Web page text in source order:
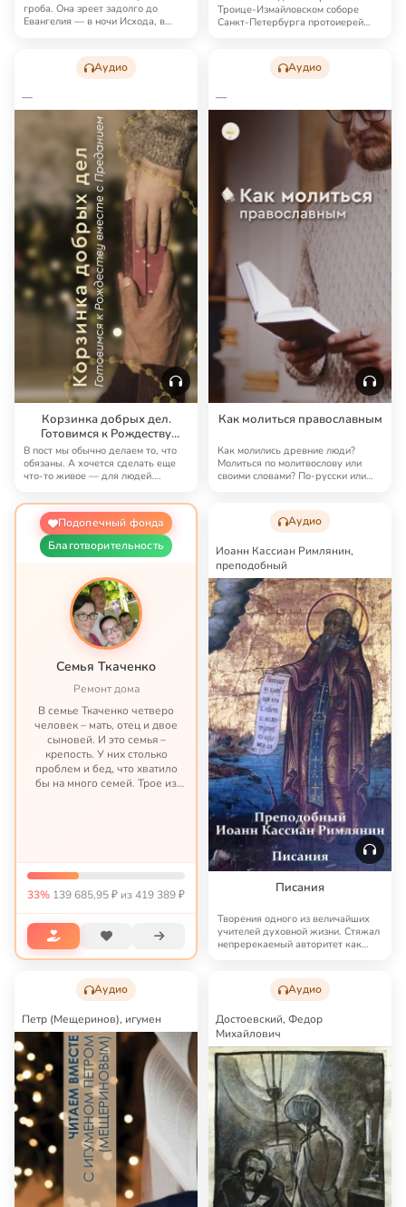
гроба. Она зреет задолго до
Евангелия — в ночи Исхода, в
Троице-Измайловском соборе
Санкт-Петербурга протоиерей
Аудио
—
Корзинка добрых дел.
Готовимся к Рождеству
вместе с Преданием
В пост мы обычно делаем то, что
обязаны. А хочется сделать еще
что-то живое — для людей.
Аудио
—
Как молиться православным
Как молились древние люди?
Молиться по молитвослову или
своими словами? По-русски или
Подопечный фонда
Благотворительность
Семья Ткаченко
Ремонт дома
В семье Ткаченко четверо
человек – мать, отец и двое
сыновей. И это семья –
крепость. У них столько
проблем и бед, что хватило
бы на много семей. Трое из
33% 139 685,95 ₽ из 419 389 ₽
Аудио
Иоанн Кассиан Римлянин,
преподобный
Писания
Творения одного из величайших
учителей духовной жизни. Стяжал
непререкаемый авторитет как
Аудио
Петр (Мещеринов), игумен
Аудио
Достоевский, Федор
Михайлович